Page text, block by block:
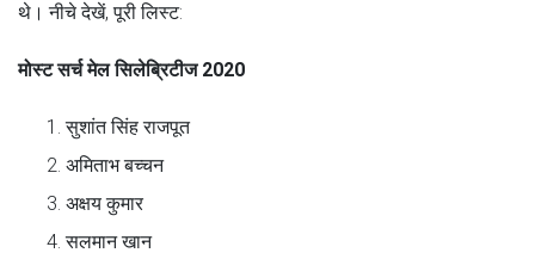
थे। नीचे देखें, पूरी लिस्ट:
मोस्ट सर्च मेल सिलेब्रिटीज 2020
सुशांत सिंह राजपूत
अमिताभ बच्चन
अक्षय कुमार
सलमान खान